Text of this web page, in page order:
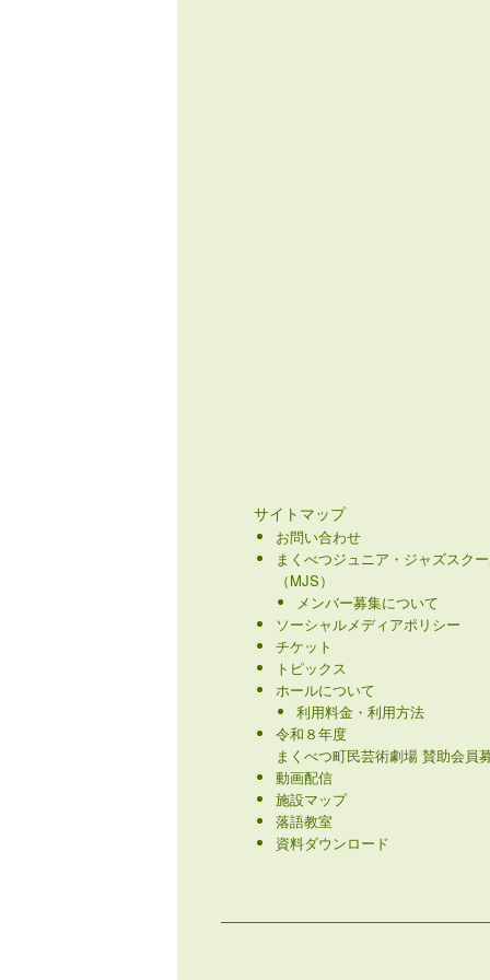
サイトマップ
お問い合わせ
まくべつジュニア・ジャズスク
（MJS）
メンバー募集について
ソーシャルメディアポリシー
チケット
トピックス
ホールについて
利用料金・利用方法
令和８年度
まくべつ町民芸術劇場 賛助会員
動画配信
施設マップ
落語教室
資料ダウンロード